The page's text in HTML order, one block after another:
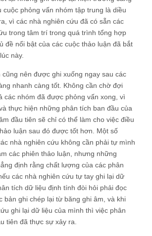
cuộc phỏng vấn nhóm tập trung là diều
vì các nhà nghiên cứu đã có sẵn các
trong tâm trí trong quá trình tổng hợp
đề nổi bật của các cuộc thảo luận đã bắt
này.
cũng nên được ghi xuống ngay sau các
nhanh càng tốt. Không cần chờ đợi
các nhóm đã được phỏng vấn xong, vì
thực hiện những phân tích ban đầu của
đầu tiên sẽ chỉ có thể làm cho việc điều
luận sau đó được tốt hơn. Một số
nhà nghiên cứu không cần phải tự mình
các phiên thảo luận, nhưng những
định rằng chất lượng của các phân
các nhà nghiên cứu tự tay ghi lại dữ
tích dữ liệu định tính đòi hỏi phải đọc
bản ghi chép lại từ băng ghi âm, và khi
ghi lại dữ liệu của mình thì việc phân
tiên đã thực sự xảy ra.